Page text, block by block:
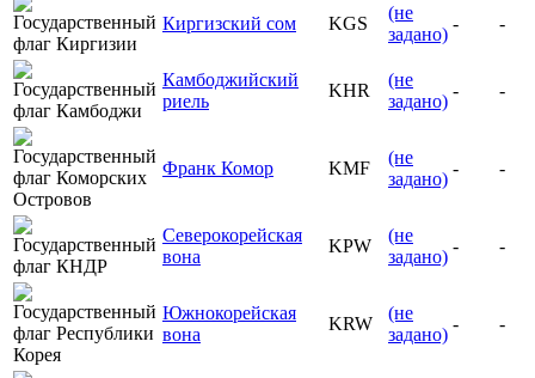
Киргизский сом KGS
(не
задано)
- -
Камбоджийский
риель
KHR
(не
задано)
- -
Франк Комор KMF
(не
задано)
- -
Северокорейская
вона
KPW
(не
задано)
- -
Южнокорейская
вона
KRW
(не
задано)
- -